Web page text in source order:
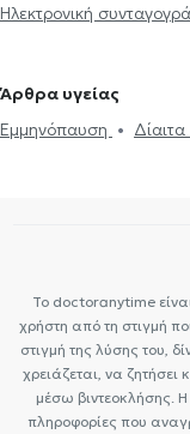
Ηλεκτρονική
Ακρομεγαλία
Διαταραχές
Άρθρα υγείας
Εμμηνόπαυση
Το doctoranytime
χρήστη από τη στιγμή
στιγμή της λύσης του,
χρειάζεται, να
μέσω βιντεοκλήσης.
πληροφορίες που